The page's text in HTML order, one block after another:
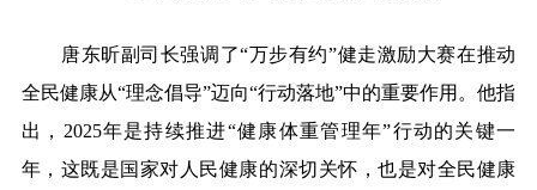
唐东昕副司长强调了“万步有约”健走激励大赛在推动
全民健康从“理念倡导”迈向“行动落地”中的重要作用。他指
出，2025年是持续推进“健康体重管理年”行动的关键一
年，这既是国家对人民健康的深切关怀，也是对全民健康